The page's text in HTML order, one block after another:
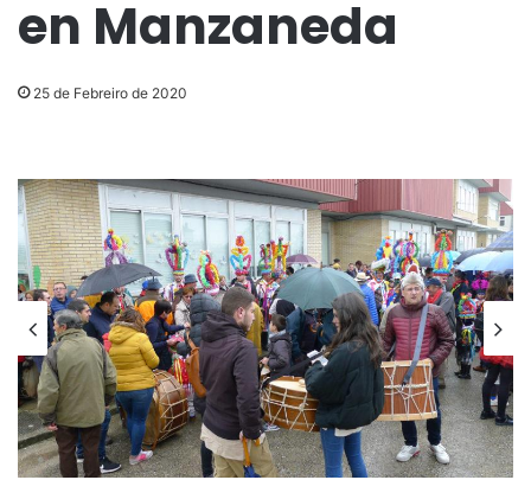
en Manzaneda
25 de Febreiro de 2020